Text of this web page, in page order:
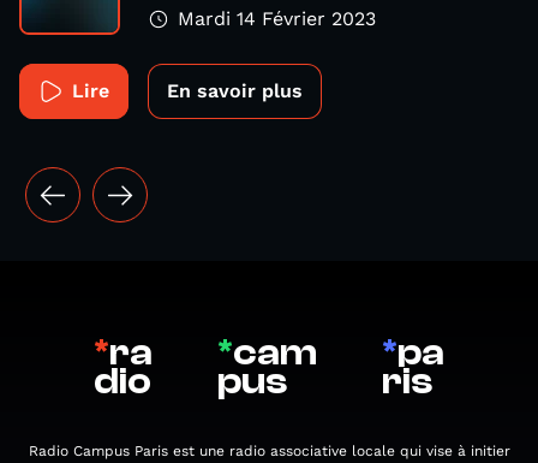
Mardi 14 Février 2023
Lire En savoir plus
*ra
dio
*cam
pus
*pa
ris
Radio Campus Paris est une radio associative locale qui vise à initier